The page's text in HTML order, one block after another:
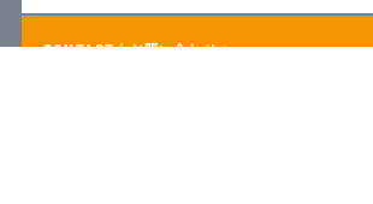
CONTACT｜お問い合わせ